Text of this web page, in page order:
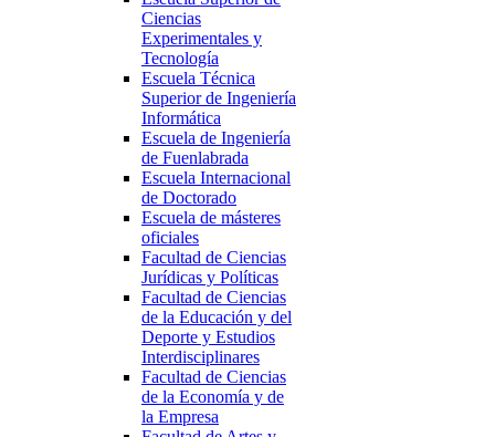
Ciencias
Experimentales y
Tecnología
Escuela Técnica
Superior de Ingeniería
Informática
Escuela de Ingeniería
de Fuenlabrada
Escuela Internacional
de Doctorado
Escuela de másteres
oficiales
Facultad de Ciencias
Jurídicas y Políticas
Facultad de Ciencias
de la Educación y del
Deporte y Estudios
Interdisciplinares
Facultad de Ciencias
de la Economía y de
la Empresa